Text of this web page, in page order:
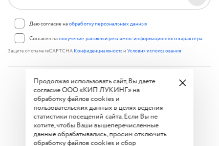
Даю согласие наобработку персональных данных
Согласен наполучение рассылки рекламно-информационного характера
Защита от спама reCAPTCHA КонфиденциальностьиУсловия использования
© 2026 Keep Looking Group. Все права защищены.
Политика конфиденциальности
Условия акции
Часто задаваемые вопросы
Продолжая использовать сайт, Вы даете
согласие ООО «КИП ЛУКИНГ» на
обработку файлов cookies и
пользовательских данных в целях ведения
статистики посещений сайта. Если Вы не
хотите, чтобы Ваши вышеперечисленные
данные обрабатывались, просим отключить
обработку файлов cookies и сбор